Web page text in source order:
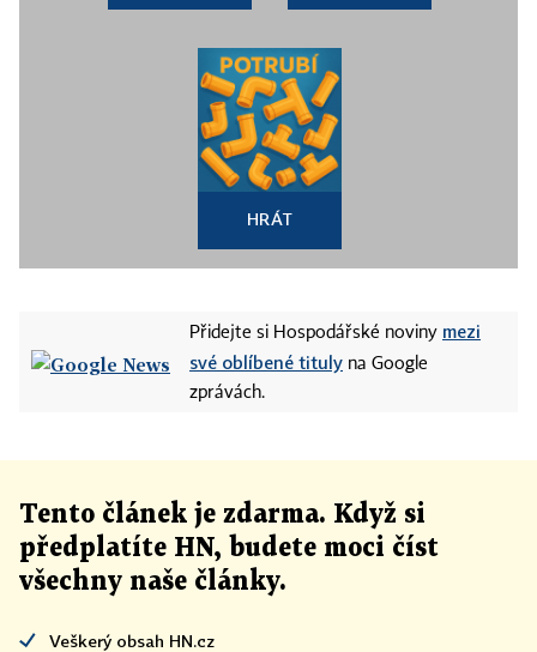
HRÁT
Přidejte si Hospodářské noviny mezi
své oblíbené tituly na Google
zprávách.
Tento článek je zdarma. Když si
předplatíte HN, budete moci číst
všechny naše články.
Veškerý obsah HN.cz